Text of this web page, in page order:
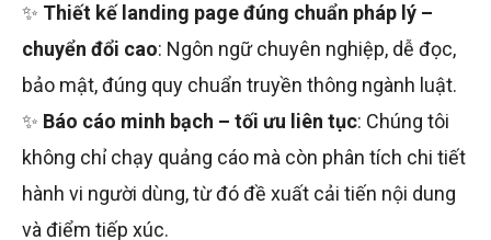
✨ Thiết kế landing page đúng chuẩn pháp lý –
chuyển đổi cao: Ngôn ngữ chuyên nghiệp, dễ đọc,
bảo mật, đúng quy chuẩn truyền thông ngành luật.
✨ Báo cáo minh bạch – tối ưu liên tục: Chúng tôi
không chỉ chạy quảng cáo mà còn phân tích chi tiết
hành vi người dùng, từ đó đề xuất cải tiến nội dung
và điểm tiếp xúc.